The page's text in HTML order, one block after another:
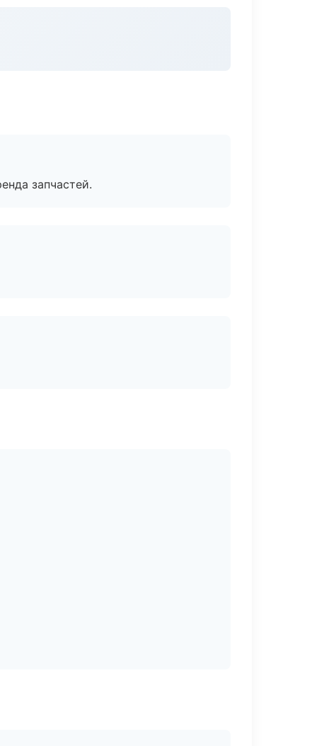
запчастей.